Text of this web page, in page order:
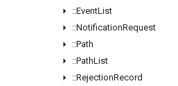
::EventList
::NotificationRequest
::Path
::PathList
::RejectionRecord